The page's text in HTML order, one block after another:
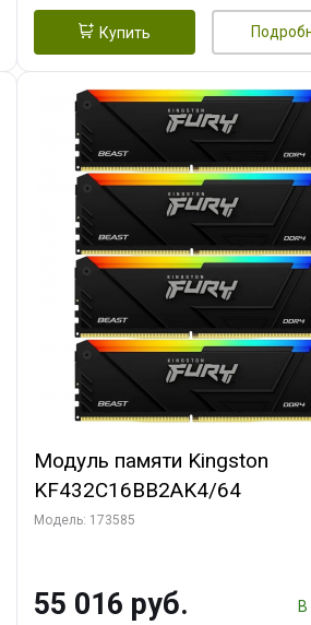
Купить
Модуль памяти Kingston
KF432C16BB2AK4/64
Модель: 173585
55 016 руб.